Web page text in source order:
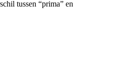
tussen “prima” en